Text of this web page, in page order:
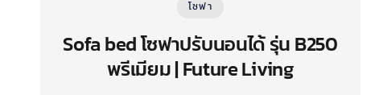
โซฟา
Sofa bed โซฟาปรับนอนได้ รุ่น B250
พรีเมียม | Future Living